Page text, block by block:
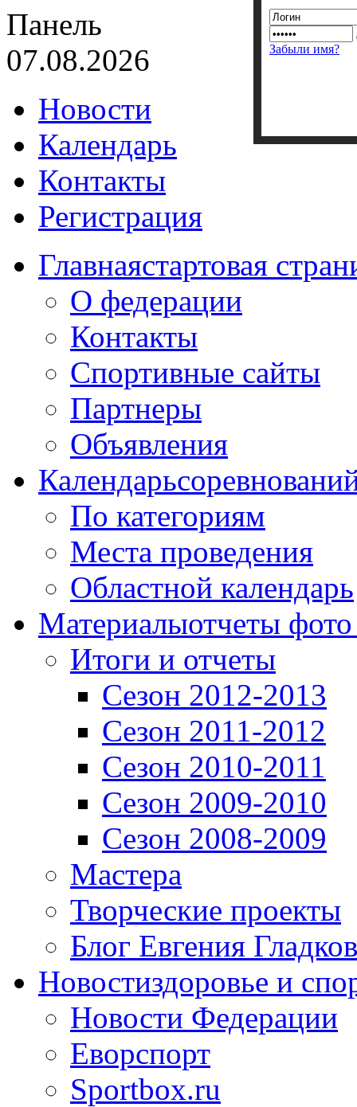
Забыли имя?
Панель
07.08.2026
Новости
Календарь
Контакты
Регистрация
Главнаястартовая
О федерации
Контакты
Спортивные сайты
Партнеры
Объявления
Календарь
По категориям
Места проведения
Областной календарь
Материалыотчеты
Итоги и отчеты
Сезон 2012-2013
Сезон 2011-2012
Сезон 2010-2011
Сезон 2009-2010
Сезон 2008-2009
Мастера
Творческие проекты
Блог Евгения
Новостиздоровье и
Новости Федерации
Еворспорт
Sportbox.ru